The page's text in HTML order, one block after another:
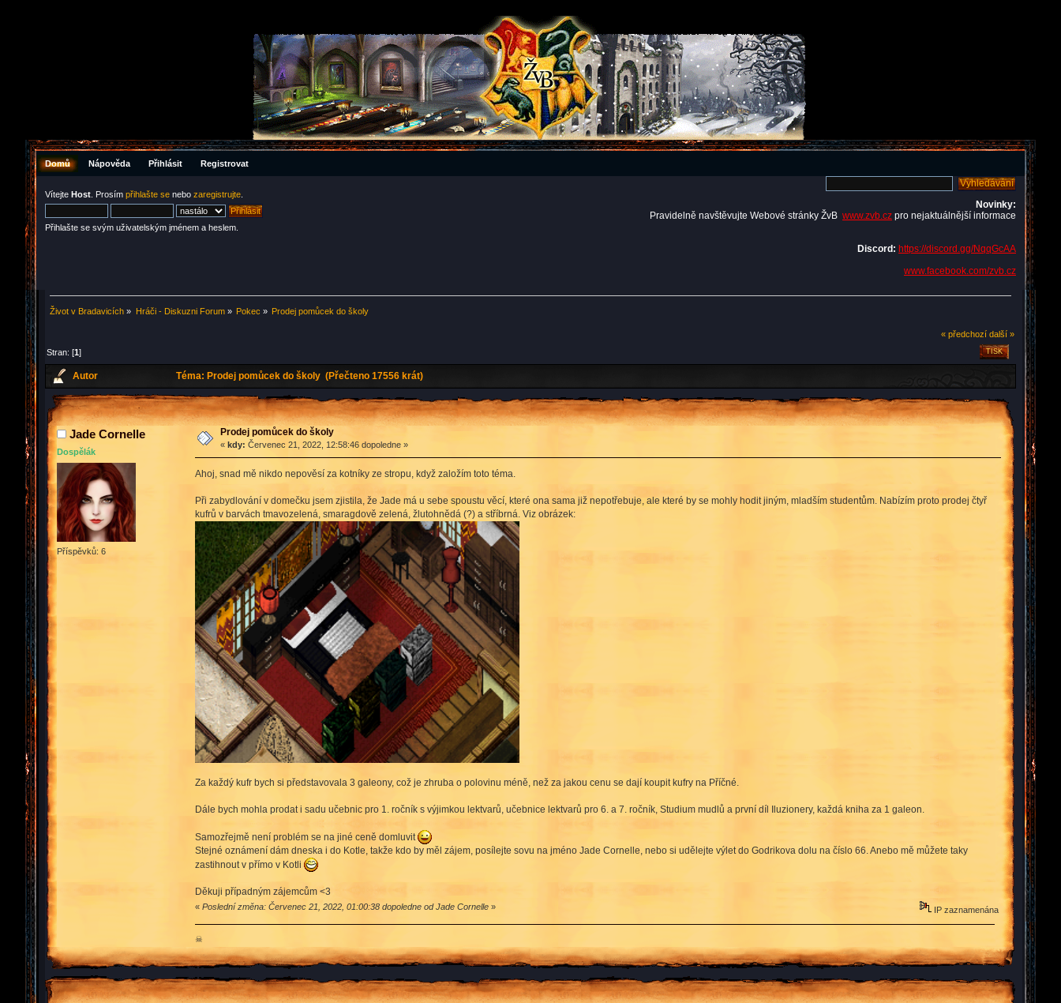
Domů Nápověda Přihlásit Registrovat
Vítejte Host . Prosím přihlašte se nebo zaregistrujte
Přihlašte se svým uživatelským jménem a heslem.
Novinky:
Pravidelně navštěvujte Webové stránky ŽvB www.zvb.cz pro nejaktuálnější informace
Discord: https://discord.gg/NqqGcAA
www.facebook.com/zvb.cz
Život v Bradavicích » Hráči - Diskuzni Forum» Pokec » Prodej pomůcek do školy
« předchozí další »
TISK
Stran: [1]
Autor Téma: Prodej pomůcek do školy (Přečteno 17556 krát)
Jade Cornelle
Dospělák
Příspěvků: 6
Prodej pomůcek do školy
« kdy: Červenec 21, 2022, 12:58:46 dopoledne »
Ahoj, snad mě nikdo nepověsí za kotníky ze stropu, když založím toto téma.
Při zabydlování v domečku jsem zjistila, že Jade má u sebe spoustu věcí, které ona sama již nepotřebuje, ale které by se mohly hodit jiným, mladším studentům. Nabízím proto prodej čtyř
kufrů v barvách tmavozelená, smaragdově zelená, žlutohnědá (?) a stříbrná. Viz obrázek:
Za každý kufr bych si představovala 3 galeony, což je zhruba o polovinu méně, než za jakou cenu se dají koupit kufry na Příčné.
Dále bych mohla prodat i sadu učebnic pro 1. ročník s výjimkou lektvarů, učebnice lektvarů pro 6. a 7. ročník, Studium mudlů a první díl Iluzionery, každá kniha za 1 galeon.
Samozřejmě není problém se na jiné ceně domluvit
Stejné oznámení dám dneska i do Kotle, takže kdo by měl zájem, posílejte sovu na jméno Jade Cornelle, nebo si udělejte výlet do Godrikova dolu na číslo 66. Anebo mě můžete taky
zastihnout v přímo v Kotli
Děkuji případným zájemcům <3
« Poslední změna: Červenec 21, 2022, 01:00:38 dopoledne od Jade Cornelle» IP zaznamenána
☠